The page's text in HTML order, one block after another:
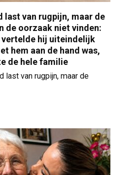
last van rugpijn, maar de
de oorzaak niet vinden:
vertelde hij uiteindelijk
hem aan de hand was,
de hele familie
last van rugpijn, maar de